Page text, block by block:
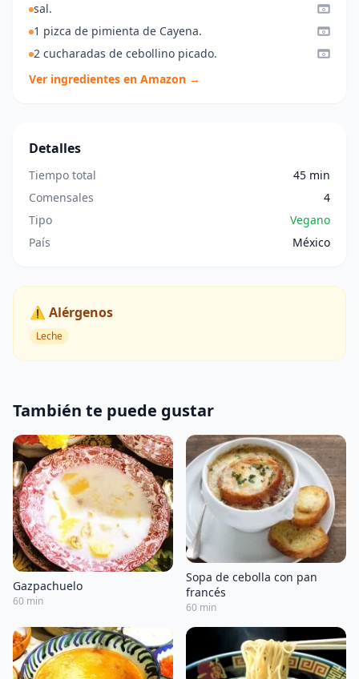
sal.
1 pizca de pimienta de Cayena.
2 cucharadas de cebollino picado.
Ver ingredientes en Amazon →
Detalles
Tiempo total
45 min
Comensales
4
Tipo
Vegano
País
México
⚠️ Alérgenos
Leche
También te puede gustar
Gazpachuelo
60 min
Sopa de cebolla con pan
francés
60 min